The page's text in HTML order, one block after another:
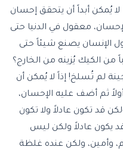
لا يُمكن أبداً أن يتحقق إحسان
معقول في الدنيا حتى
الإنسان يصنع شيئاً حتى
الكيك يُزينه من الخارج؟
لم تُسلخ! إذاً لا يُمكن أن
ثم أضف عليه الإحسان،
قد تكون عادلاً ولا تكون
يكون عادلاً ولكن ليس
وأمين، ولكن عنده غلظة